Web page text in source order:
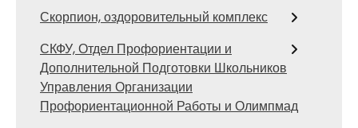
Скорпион, оздоровительный комплекс
СКФУ, Отдел Профориентации и
Дополнительной Подготовки Школьников
Управления Организации
Профориентационной Работы и Олимпмад